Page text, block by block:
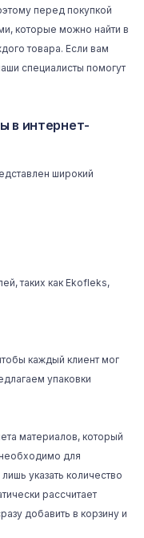
перед покупкой
которые можно найти в
товара. Если вам
специалисты помогут
в интернет-
широкий
таких как Ekofleks,
каждый клиент мог
упаковки
материалов, который
для
указать количество
рассчитает
добавить в корзину и